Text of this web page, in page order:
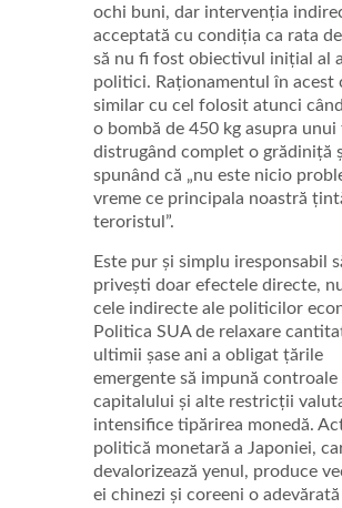
ochi buni, dar intervenția
acceptată cu condiția ca rata
să nu fi fost obiectivul inițial al
politici. Raționamentul în acest
similar cu cel folosit atunci
o bombă de 450 kg asupra
distrugând complet o grădiniță
spunând că „nu este nicio
vreme ce principala noastră
teroristul”.
Este pur și simplu iresponsabil
privești doar efectele directe,
cele indirecte ale politicilor
Politica SUA de relaxare
ultimii șase ani a obligat țările
emergente să impună controale
capitalului și alte restricții
intensifice tipărirea monedă.
politică monetară a Japoniei,
devalorizează yenul, produce
ei chinezi și coreeni o adevărată